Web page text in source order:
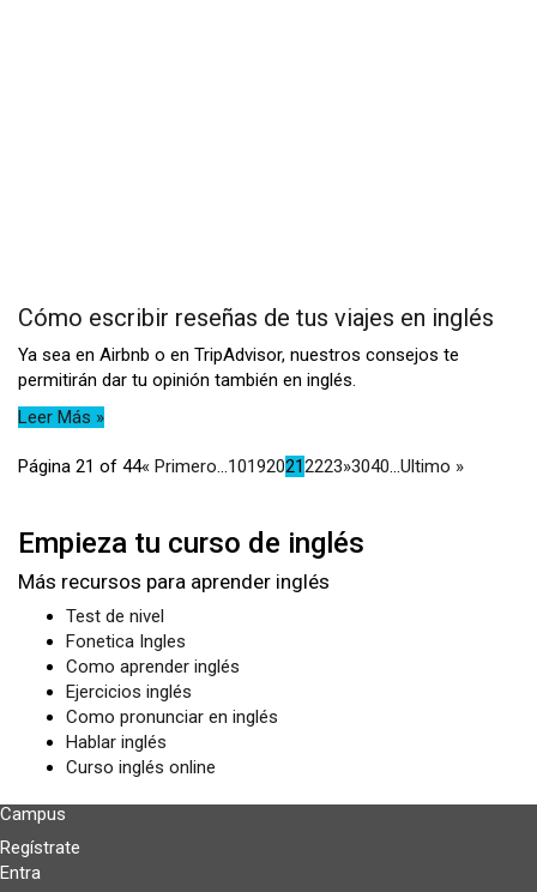
Cómo escribir reseñas de tus viajes en inglés
Ya sea en Airbnb o en TripAdvisor, nuestros consejos te
permitirán dar tu opinión también en inglés.
Leer Más »
Página 21 of 44« Primero...101920212223»3040...Ultimo »
Empieza tu curso de inglés
Más recursos para aprender inglés
Test de nivel
Fonetica Ingles
Como aprender inglés
Ejercicios inglés
Como pronunciar en inglés
Hablar inglés
Curso inglés online
Campus
Regístrate
Entra